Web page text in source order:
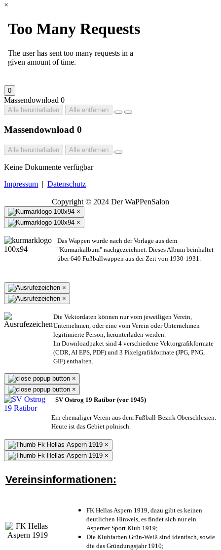
×
0
Massendownload 0
Alle herunterladen Alle entfernen
Massendownload 0
Alle herunterladen Alle entfernen
Keine Dokumente verfügbar
Impressum | Datenschutz
Copyright © 2024 Der WaPPenSalon
×
×
Das Wappen wurde nach der Vorlage aus dem
"Kurmarkalbum" nachgezeichnet. Dieses Album beinhaltet
über 640 Fußballwappen aus der Zeit von 1930-1931.
×
×
Die Vektordaten können nur vom jeweiligen Verein,
Unternehmen, oder eine vom Verein oder Unternehmen
legitimierte Person, herunterladen werden.
Im Downloadpaket sind 4 verschiedene Vektorgrafikformate
(CDR, AI EPS, PDF) und 3 Pixelgrafikformate (JPG, PNG,
GIF) enthalten.
×
×
SV Ostrog 19 Ratibor (vor 1945)
Ein ehemaliger Verein aus dem Fußball-Bezirk Oberschlesien.
Heute ist das Gebiet polnisch.
×
×
Vereinsinformationen:
FK Hellas Aspern 1919, dazu gibt es keinen
deutlichen Hinweis, es findet sich nur ein
Asperner Sport Klub 1919;
Die Klubfarben Grün-Weiß sind identisch, sowie
die das Gründungsjahr 1910;